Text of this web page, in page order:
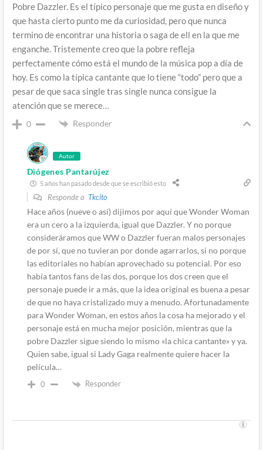
Pobre Dazzler. Es el típico personaje que me gusta en diseño y
que hasta cierto punto me da curiosidad, pero que nunca
termino de encontrar una historia o saga de ell en la que me
enganche. Tristemente creo que la pobre refleja
perfectamente cómo está el mundo de la música pop a día de
hoy. Es como la típica cantante que lo tiene “todo” pero que a
pesar de que saca single tras single nunca consigue la
atención que se merece…
0 Responder
Autor
Diógenes Pantarújez
5 años han pasado desde que se escribió esto
Responde a Tkcito
Hace años (nueve o así) dijimos por aquí que Wonder Woman
era un cero a la izquierda, igual que Dazzler. Y no porque
consideráramos que WW o Dazzler fueran malos personajes
de por sí, que no tuvieran por donde agarrarlos, si no porque
las editoriales no habían aprovechado su potencial. Por eso
había tantos fans de las dos, porque los dos creen que el
personaje puede ir a más, que la idea original es buena a pesar
de que no haya cristalizado muy a menudo. Afortunadamente
para Wonder Woman, en estos años la cosa ha mejorado y el
personaje está en mucha mejor posición, mientras que la
pobre Dazzler sigue siendo lo mismo «la chica cantante» y ya.
Quien sabe, igual si Lady Gaga realmente quiere hacer la
película…
0 Responder